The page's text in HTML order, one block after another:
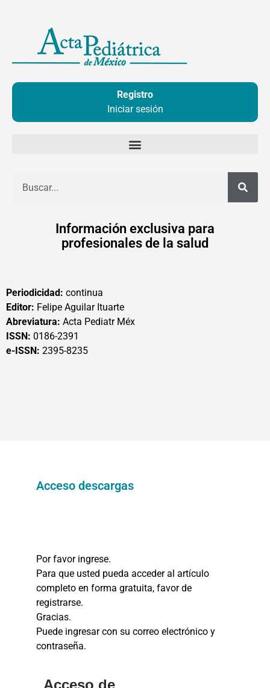
contenido
Registro
Iniciar sesión
Información exclusiva para
profesionales de la salud
Periodicidad: continua
Editor: Felipe Aguilar Ituarte
Abreviatura: Acta Pediatr Méx
ISSN: 0186-2391
e-ISSN: 2395-8235
Acceso descargas
Por favor ingrese.
Para que usted pueda acceder al artículo
completo en forma gratuita, favor de
registrarse.
Gracias.
Puede ingresar con su correo electrónico y
contraseña.